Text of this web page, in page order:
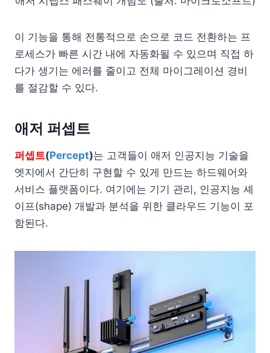
이 기능을 통해 전통적으로 손으로 코드 전환하는 프
로세스가 빠른 시간 내에 자동화될 수 있으며 직접 하
다가 생기는 에러를 줄이고 전체 마이그레이션 경비
를 절감할 수 있다.
애저 퍼셉트
퍼셉트(Percept)는 고객들이 애저 인공지능 기술을
엣지에서 간단히 구현할 수 있게 만드는 하드웨어와
서비스 플랫폼이다. 여기에는 기기 관리, 인공지능 셰
이프(shape) 개발과 분석을 위한 클라우드 기능이 포
함된다.